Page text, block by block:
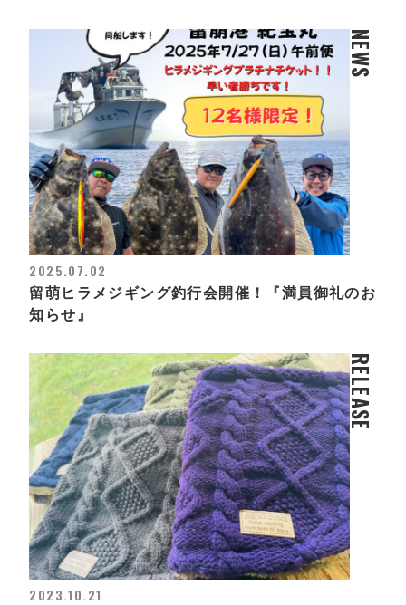
NEWS
2025.07.02
留萌ヒラメジギング釣行会開催！『満員御礼のお
知らせ』
RELEASE
2023.10.21